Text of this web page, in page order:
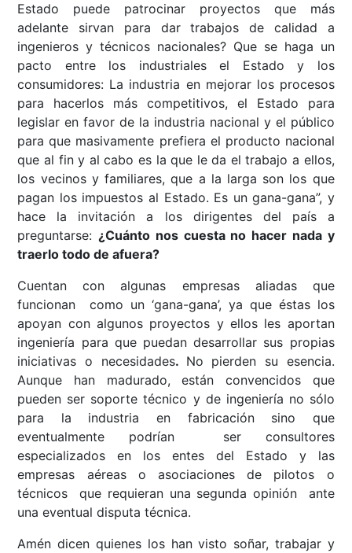
Estado puede patrocinar proyectos que más
adelante sirvan para dar trabajos de calidad a
ingenieros y técnicos nacionales? Que se haga un
pacto entre los industriales el Estado y los
consumidores: La industria en mejorar los procesos
para hacerlos más competitivos, el Estado para
legislar en favor de la industria nacional y el público
para que masivamente prefiera el producto nacional
que al fin y al cabo es la que le da el trabajo a ellos,
los vecinos y familiares, que a la larga son los que
pagan los impuestos al Estado. Es un gana-gana”, y
hace la invitación a los dirigentes del país a
preguntarse:¿Cuánto nos cuesta no hacer nada y
traerlo todo de afuera?
Cuentan con algunas empresas aliadas que
funcionan como un ‘gana-gana’, ya que éstas los
apoyan con algunos proyectos y ellos les aportan
ingeniería para que puedan desarrollar sus propias
iniciativas o necesidades. No pierden su esencia.
Aunque han madurado, están convencidos que
pueden ser soporte técnico y de ingeniería no sólo
para la industria en fabricación sino que
eventualmente podrían ser consultores
especializados en los entes del Estado y las
empresas aéreas o asociaciones de pilotos o
técnicos que requieran una segunda opinión ante
una eventual disputa técnica.
Amén dicen quienes los han visto soñar, trabajar y